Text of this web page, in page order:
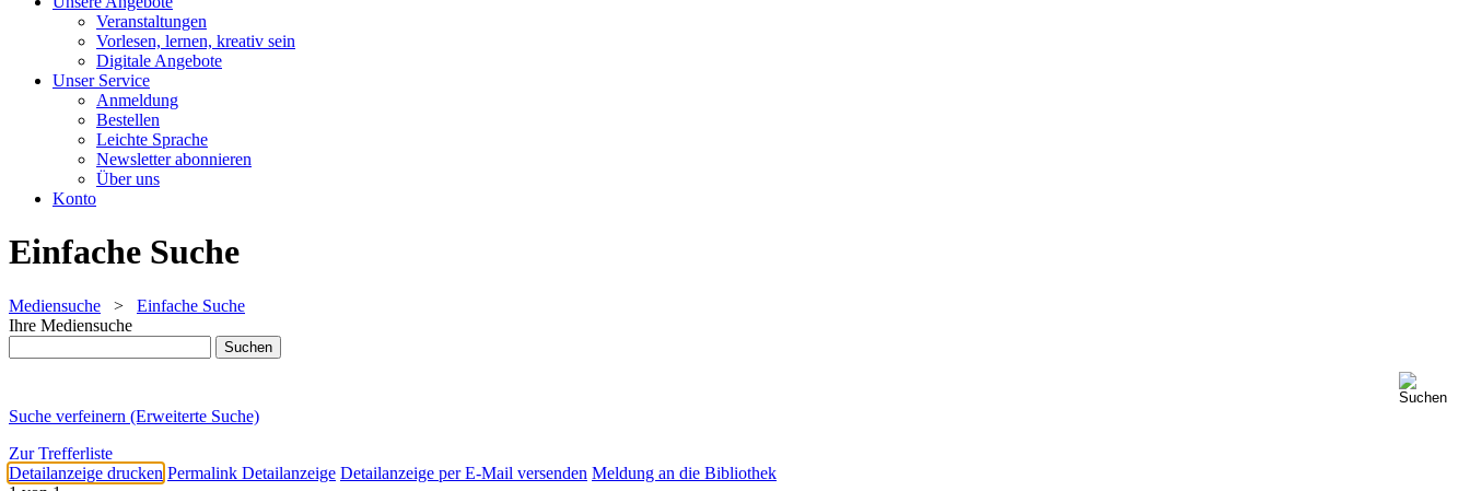
Veranstaltungen
Vorlesen, lernen, kreativ sein
Digitale Angebote
Unser Service
Anmeldung
Bestellen
Leichte Sprache
Newsletter abonnieren
Über uns
Konto
Einfache Suche
Mediensuche > Einfache Suche
Ihre Mediensuche
Suche verfeinern (Erweiterte Suche)
Zur Trefferliste
Detailanzeige drucken Permalink Detailanzeige Detailanzeige per E-Mail versenden Meldung an die Bibliothek